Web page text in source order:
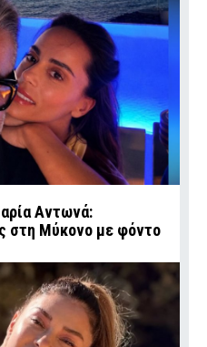
Αντωνά:
στη Μύκονο με φόντο